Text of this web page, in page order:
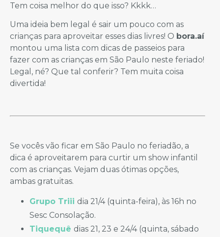
Tem coisa melhor do que isso? Kkkk…
Uma ideia bem legal é sair um pouco com as
crianças para aproveitar esses dias livres! O bora.aí
montou uma lista com dicas de passeios para
fazer com as crianças em São Paulo neste feriado!
Legal, né? Que tal conferir? Tem muita coisa
divertida!
Se vocês vão ficar em São Paulo no feriadão, a
dica é aproveitarem para curtir um show infantil
com as crianças. Vejam duas ótimas opções,
ambas gratuitas.
Grupo Triii dia 21/4 (quinta-feira), às 16h no
Sesc Consolação.
Tiquequê dias 21, 23 e 24/4 (quinta, sábado